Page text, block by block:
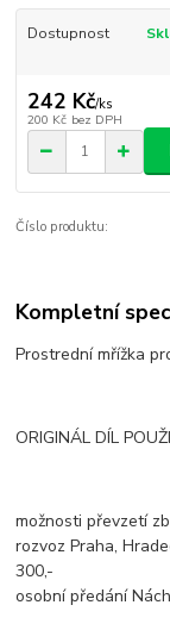
Dostupnost
242 Kč/ks
200 Kč bez DPH
Číslo produktu:
Kompletní
Prostrední mřížka
ORIGINÁL DÍL
možnosti převzetí
rozvoz Praha,
300,-
osobní předání